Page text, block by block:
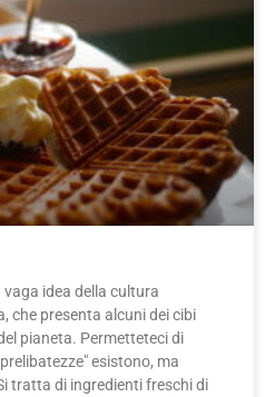
idea della cultura
che presenta alcuni dei cibi
pianeta. Permetteteci di
esistono, ma
tratta di ingredienti freschi di